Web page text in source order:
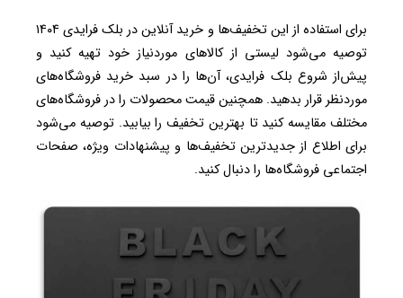
برای استفاده از این تخفیف‌ها و خرید آنلاین در بلک فرایدی ۱۴۰۴
توصیه می‌شود لیستی از کالاهای موردنیاز خود تهیه کنید و
پیش‌از شروع بلک فرایدی، آن‌ها را در سبد خرید فروشگاه‌های
موردنظر قرار بدهید. همچنین قیمت محصولات را در فروشگاه‌های
مختلف مقایسه کنید تا بهترین تخفیف را بیابید. توصیه می‌شود
برای اطلاع از جدیدترین تخفیف‌ها و پیشنهادات ویژه، صفحات
اجتماعی فروشگاه‌ها را دنبال کنید.